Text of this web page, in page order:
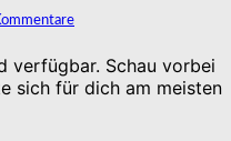
verfügbar. Schau vorbei
sich für dich am meisten